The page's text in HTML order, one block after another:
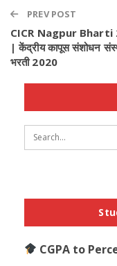
PREV POST
CICR Nagpur Bharti
| केंद्रीय कापूस संशोधन
भरती 2020
CGPA to